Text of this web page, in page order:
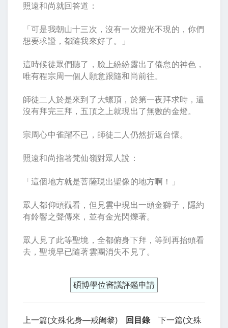
照遠和尚就回答道：
「可是我朝山十三次，沒有一次燈光不現的，你們
想要求證，都隨我來好了。」
這時候徒眾們聽了，臉上紛紛露出了倦怠的神色，
唯有程宗周一個人願意跟隨和尚前往。
師徒二人於是來到了大螺頂，於第一夜拜求時，還
沒有拜完三拜，五頂之上就現出了無數的金燈。
宗周心中雀躍不已，師徒二人仍然折返台懷。
照遠和尚指著梵仙嶺對眾人說：
「這個地方就是菩薩現出聖像的地方啊！」
眾人都仰頭觀看，但見雲中現出一頭金獅子，隱約
有鈴響之聲傳來，並有金光閃爍著。
眾人見了此等聖境，全都俯身下拜，等到再抬頭看
去，聖境早已隨著雲團消失不見了。
碩博學位審議評鑑申請
上一篇(文殊化身—戒阇黎) 回目錄
下一篇(文殊